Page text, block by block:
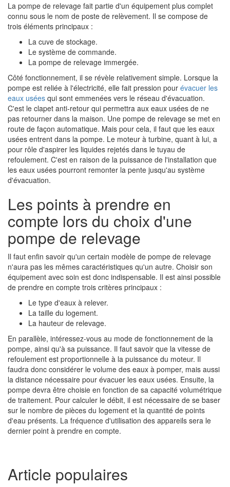
La pompe de relevage fait partie d'un équipement plus complet
connu sous le nom de poste de relèvement. Il se compose de
trois éléments principaux :
La cuve de stockage.
Le système de commande.
La pompe de relevage immergée.
Côté fonctionnement, il se révèle relativement simple. Lorsque la
pompe est reliée à l'électricité, elle fait pression pour évacuer les
eaux usées qui sont emmenées vers le réseau d'évacuation.
C'est le clapet anti-retour qui permettra aux eaux usées de ne
pas retourner dans la maison. Une pompe de relevage se met en
route de façon automatique. Mais pour cela, il faut que les eaux
usées entrent dans la pompe. Le moteur à turbine, quant à lui, a
pour rôle d'aspirer les liquides rejetés dans le tuyau de
refoulement. C'est en raison de la puissance de l'installation que
les eaux usées pourront remonter la pente jusqu'au système
d'évacuation.
Les points à prendre en
compte lors du choix d'une
pompe de relevage
Il faut enfin savoir qu'un certain modèle de pompe de relevage
n'aura pas les mêmes caractéristiques qu'un autre. Choisir son
équipement avec soin est donc indispensable. Il est ainsi possible
de prendre en compte trois critères principaux :
Le type d'eaux à relever.
La taille du logement.
La hauteur de relevage.
En parallèle, intéressez-vous au mode de fonctionnement de la
pompe, ainsi qu'à sa puissance. Il faut savoir que la vitesse de
refoulement est proportionnelle à la puissance du moteur. Il
faudra donc considérer le volume des eaux à pomper, mais aussi
la distance nécessaire pour évacuer les eaux usées. Ensuite, la
pompe devra être choisie en fonction de sa capacité volumétrique
de traitement. Pour calculer le débit, il est nécessaire de se baser
sur le nombre de pièces du logement et la quantité de points
d'eau présents. La fréquence d'utilisation des appareils sera le
dernier point à prendre en compte.
Article populaires